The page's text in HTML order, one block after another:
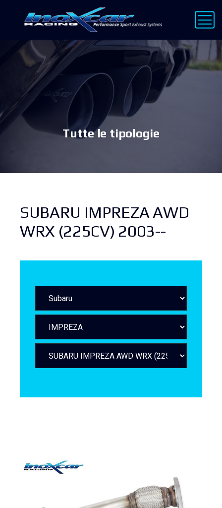
Tutte le tipologie
SUBARU IMPREZA AWD
WRX (225CV) 2003--